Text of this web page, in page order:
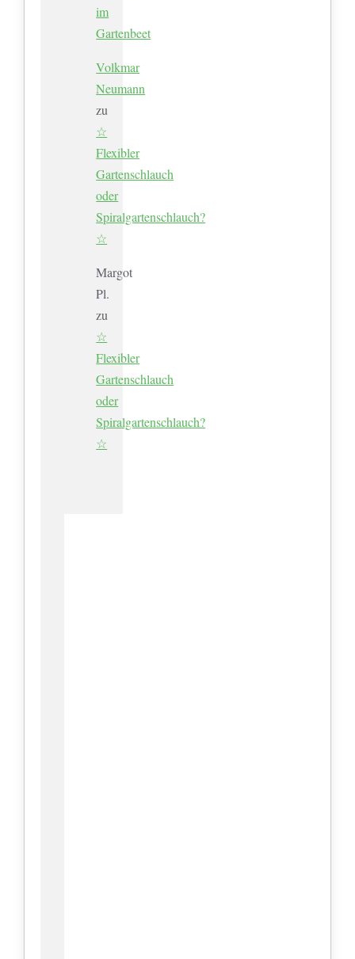
im
Gartenbeet
Volkmar
Neumann
zu
☆
Flexibler
Gartenschlauch
oder
Spiralgartenschlauch?
☆
Margot
Pl.
zu
☆
Flexibler
Gartenschlauch
oder
Spiralgartenschlauch?
☆